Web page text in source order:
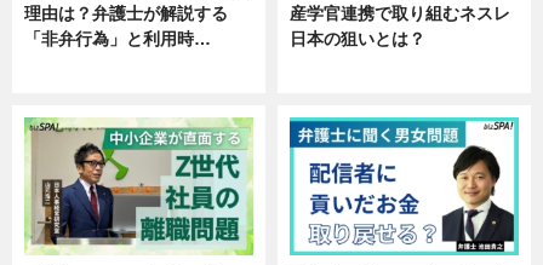
理由は？弁護士が解説する
「非弁行為」と利用時…
産学官連携で取り組むネスレ
日本の狙いとは？